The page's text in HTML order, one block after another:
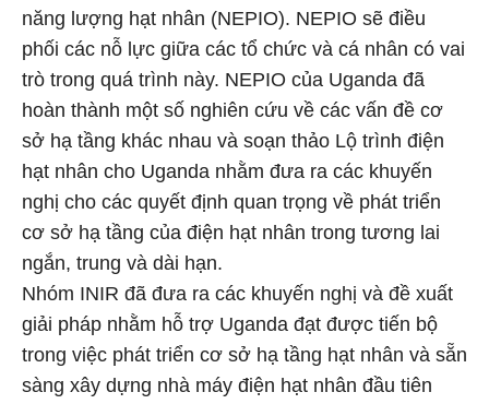
năng lượng hạt nhân (NEPIO). NEPIO sẽ điều
phối các nỗ lực giữa các tổ chức và cá nhân có vai
trò trong quá trình này. NEPIO của Uganda đã
hoàn thành một số nghiên cứu về các vấn đề cơ
sở hạ tầng khác nhau và soạn thảo Lộ trình điện
hạt nhân cho Uganda nhằm đưa ra các khuyến
nghị cho các quyết định quan trọng về phát triển
cơ sở hạ tầng của điện hạt nhân trong tương lai
ngắn, trung và dài hạn.
Nhóm INIR đã đưa ra các khuyến nghị và đề xuất
giải pháp nhằm hỗ trợ Uganda đạt được tiến bộ
trong việc phát triển cơ sở hạ tầng hạt nhân và sẵn
sàng xây dựng nhà máy điện hạt nhân đầu tiên